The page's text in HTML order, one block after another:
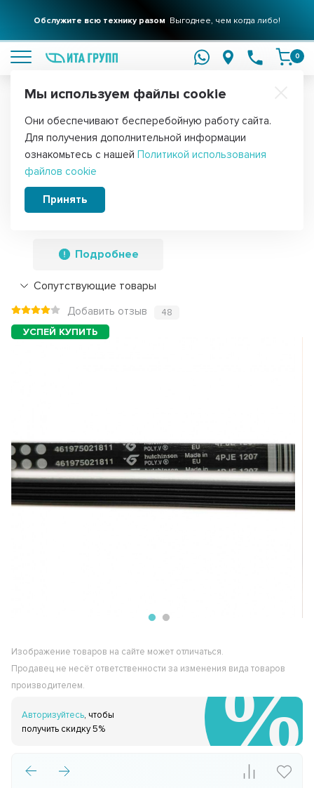
Обслужите всю технику разом Выгоднее, чем когда либо!
0
Главная Запчасти для стиральных машин Ремни для
Приводной ремень барабана
стиральной машины Ariston, Indesit,
Whirlpool, Hutchinson 1207 J4,
481235818204
Подробнее
Сопутствующие товары
Добавить отзыв 48
Изображение товаров на сайте может отличаться.
Продавец не несёт ответственности за изменения вида товаров
производителем.
Авторизуйтесь, чтобы
получить скидку 5%
Мы используем файлы cookie
Они обеспечивают бесперебойную работу сайта.
Для получения дополнительной информации
ознакомьтесь с нашей Политикой использования
файлов cookie
Принять